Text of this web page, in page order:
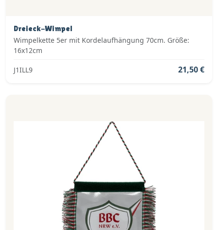
Dreieck-Wimpel
Wimpelkette 5er mit Kordelaufhängung 70cm. Größe:
16x12cm
J1ILL9 21,50 €